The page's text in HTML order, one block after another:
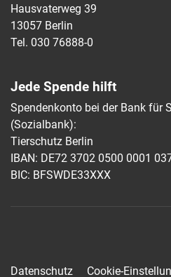
Hausvaterweg 39
13057 Berlin
Tel. 030 76888-0
Jede Spende hilft
Spendenkonto bei der Bank für
(Sozialbank):
Tierschutz Berlin
IBAN: DE72 3702 0500 0001
BIC: BFSWDE33XXX
Datenschutz Cookie-